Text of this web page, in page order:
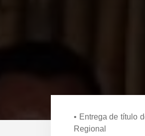
• Entrega de título
Regional